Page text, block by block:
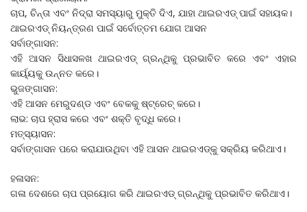
ଚାପ, ଚିନ୍ତା ଏବଂ ନିଦ୍ରା ସମସ୍ୟାରୁ ମୁକ୍ତି ଦିଏ, ଯାହା ଥାଇରଏଡ୍ ପାଇଁ ସହାୟକ।
ଥାଇରଏଡ୍ ନିୟନ୍ତ୍ରଣ ପାଇଁ ସର୍ବୋତ୍ତମ ଯୋଗ ଆସନ
ସର୍ବାଙ୍ଗାସନ:
ଏହି ଆସନ ସିଧାସଳଖ ଥାଇରଏଡ୍ ଗ୍ରନ୍ଥିକୁ ପ୍ରଭାବିତ କରେ ଏବଂ ଏହାର
କାର୍ୟ୍ୟକୁ ଉନ୍ନତ କରେ।
ଭୁଜଙ୍ଗାସନ:
ଏହି ଆସନ ମେରୁଦଣ୍ଡ ଏବଂ ବେକକୁ ଷ୍ଟ୍ରେଚ୍ କରେ।
ଲାଭ: ଚାପ ହ୍ରାସ କରେ ଏବଂ ଶକ୍ତି ବୃଦ୍ଧି କରେ।
ମତ୍ସ୍ୟାସନ:
ସର୍ବାଙ୍ଗାସନ ପରେ କରାଯାଉଥିବା ଏହି ଆସନ ଥାଇରଏଡ୍‌କୁ ସକ୍ରିୟ କରିଥାଏ।
ହଳାସନ:
ଗଳା ଦେଶରେ ଚାପ ପ୍ରୟୋଗ କରି ଥାଇରଏଡ୍‌ ଗ୍ରନ୍ଥିକୁ ପ୍ରଭାବିତ କରିଥାଏ।